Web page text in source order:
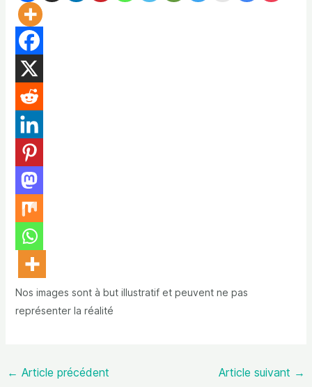
Nos images sont à but illustratif et peuvent ne pas
représenter la réalité
← Article précédent Article suivant →